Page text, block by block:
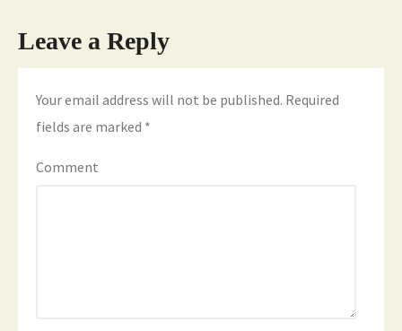
Leave a Reply
Your email address will not be published. Required
fields are marked *
Comment